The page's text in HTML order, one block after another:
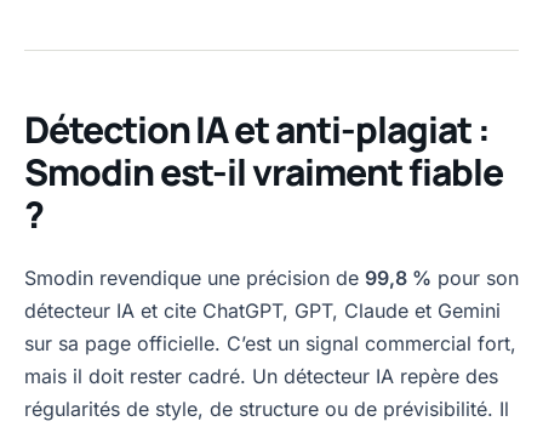
Détection IA et anti-plagiat :
Smodin est-il vraiment fiable
?
Smodin revendique une précision de 99,8 % pour son
détecteur IA et cite ChatGPT, GPT, Claude et Gemini
sur sa page officielle. C’est un signal commercial fort,
mais il doit rester cadré. Un détecteur IA repère des
régularités de style, de structure ou de prévisibilité. Il